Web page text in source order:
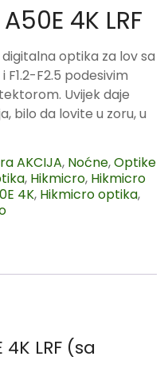
4K LRF
digitalna optika za lov sa
F2.5 podesivim
Uvijek daje
bilo da lovite u zoru, u
AKCIJA, Noćne,Optike
, Hikmicro, Hikmicro
4K, Hikmicro optika,
LRF (sa